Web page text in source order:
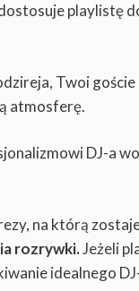
playlistę
Twoi
atmosferę.
DJ-a
na którą
rozrywki.Jeżeli
idealnego